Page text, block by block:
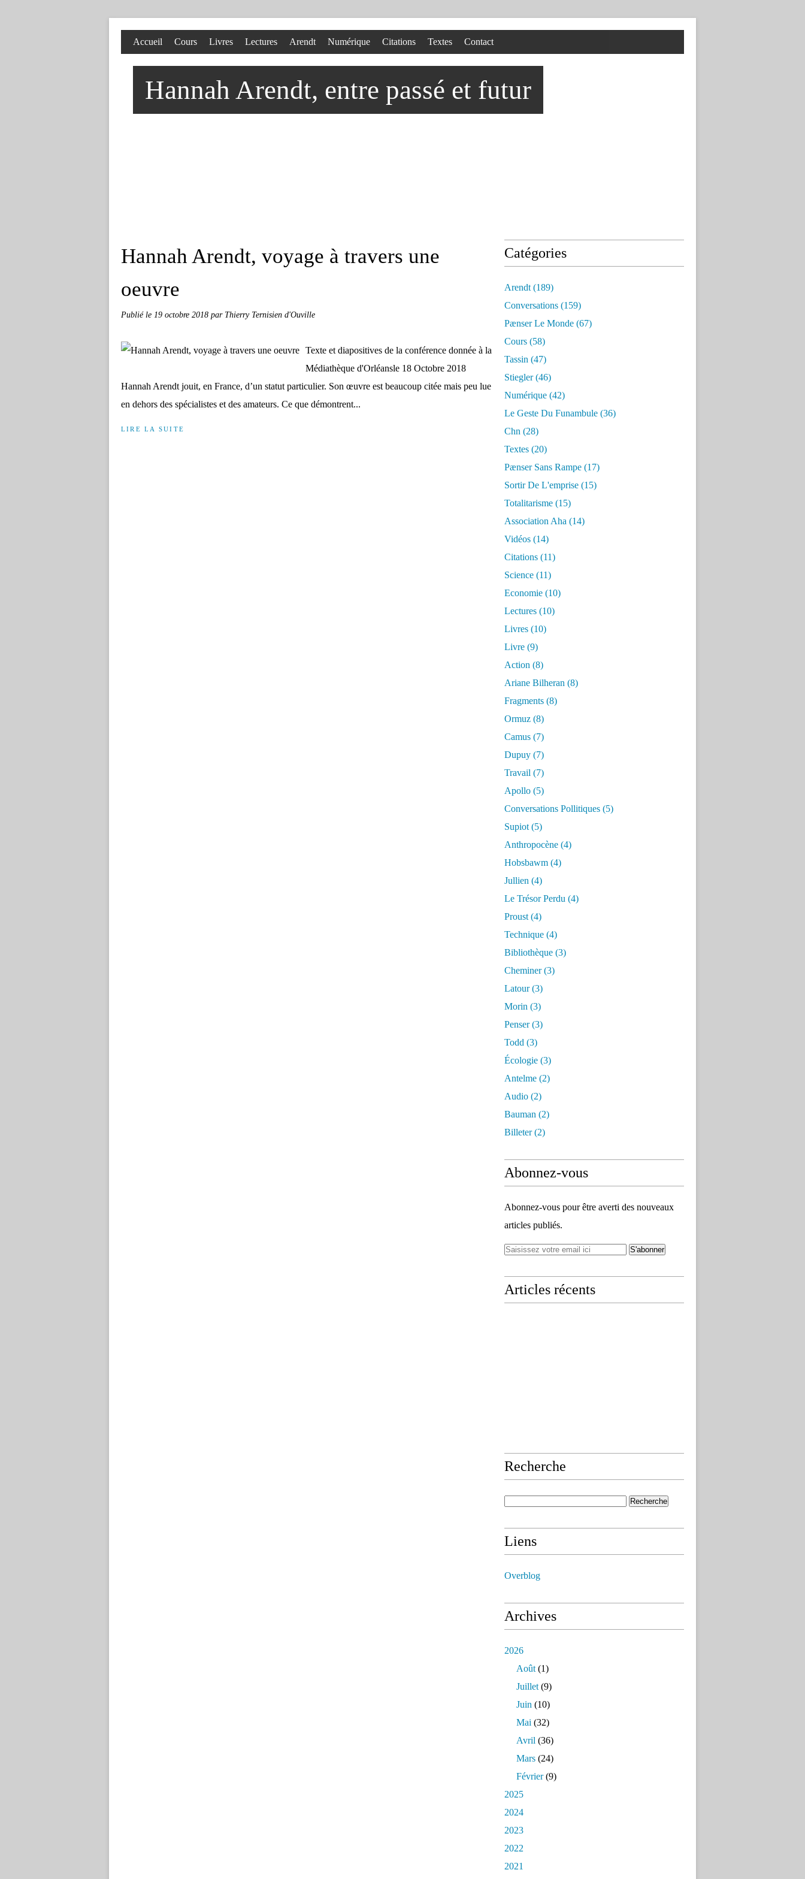
Hannah Arendt, entre passé et futur
Accueil Cours Livres Lectures Arendt Numérique Citations Textes Contact
Hannah Arendt, voyage à travers une
oeuvre
Publié le 19 octobre 2018 par Thierry Ternisien d'Ouville
Texte et diapositives de la conférence donnée à la
Médiathèque d'Orléansle 18 Octobre 2018
Hannah Arendt jouit, en France, d’un statut particulier. Son œuvre est beaucoup citée mais peu lue
en dehors des spécialistes et des amateurs. Ce que démontrent...
LIRE LA SUITE
Catégories
Arendt (189)
Conversations (159)
Pænser Le Monde (67)
Cours (58)
Tassin (47)
Stiegler(46)
Numérique (42)
Le Geste Du Funambule (36)
Chn (28)
Textes (20)
Pænser Sans Rampe (17)
Sortir De L'emprise (15)
Totalitarisme (15)
Association Aha (14)
Vidéos (14)
Citations (11)
Science (11)
Economie (10)
Lectures (10)
Livres (10)
Livre (9)
Action (8)
Ariane Bilheran (8)
Fragments (8)
Ormuz (8)
Camus (7)
Dupuy (7)
Travail (7)
Apollo (5)
Conversations Pollitiques (5)
Supiot (5)
Anthropocène (4)
Hobsbawm (4)
Jullien (4)
Le Trésor Perdu (4)
Proust (4)
Technique (4)
Bibliothèque (3)
Cheminer(3)
Latour(3)
Morin (3)
Penser(3)
Todd (3)
Écologie (3)
Antelme (2)
Audio (2)
Bauman (2)
Billeter(2)
Abonnez-vous
Abonnez-vous pour être averti des nouveaux
articles publiés.
Articles récents
Recherche
Liens
Overblog
Archives
2026
Août (1)
Juillet (9)
Juin (10)
Mai (32)
Avril (36)
Mars (24)
Février(9)
2025
2024
2023
2022
2021